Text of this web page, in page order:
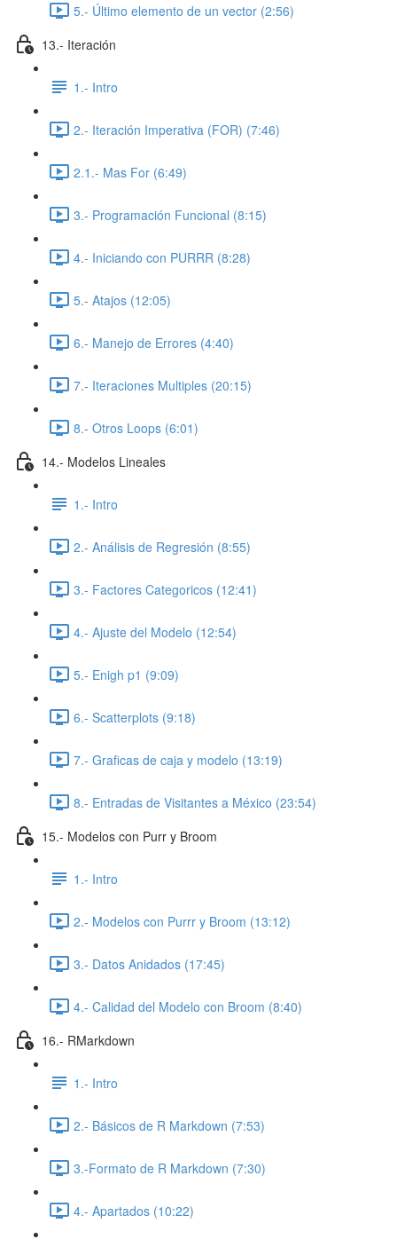
5.- Último elemento de un vector (2:56)
13.- Iteración
1.- Intro
2.- Iteración Imperativa (FOR) (7:46)
2.1.- Mas For (6:49)
3.- Programación Funcional (8:15)
4.- Iniciando con PURRR (8:28)
5.- Atajos (12:05)
6.- Manejo de Errores (4:40)
7.- Iteraciones Multiples (20:15)
8.- Otros Loops (6:01)
14.- Modelos Lineales
1.- Intro
2.- Análisis de Regresión (8:55)
3.- Factores Categoricos (12:41)
4.- Ajuste del Modelo (12:54)
5.- Enigh p1 (9:09)
6.- Scatterplots (9:18)
7.- Graficas de caja y modelo (13:19)
8.- Entradas de Visitantes a México (23:54)
15.- Modelos con Purr y Broom
1.- Intro
2.- Modelos con Purrr y Broom (13:12)
3.- Datos Anidados (17:45)
4.- Calidad del Modelo con Broom (8:40)
16.- RMarkdown
1.- Intro
2.- Básicos de R Markdown (7:53)
3.-Formato de R Markdown (7:30)
4.- Apartados (10:22)